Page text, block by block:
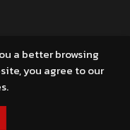
a better browsing
you agree to our